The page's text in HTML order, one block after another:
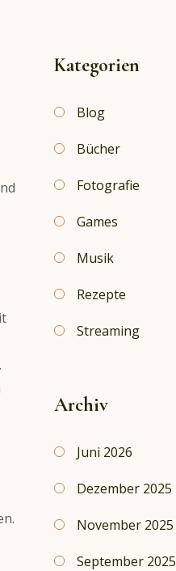
Kategorien
Blog
Bücher
Fotografie
Games
Musik
Rezepte
Streaming
Archiv
Juni 2026
Dezember 2025
November 2025
September 2025